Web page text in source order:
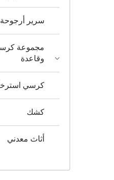
سرير أرجوحة
مجموعة
وقاعدة
كرسي
كشك
أثاث معدني